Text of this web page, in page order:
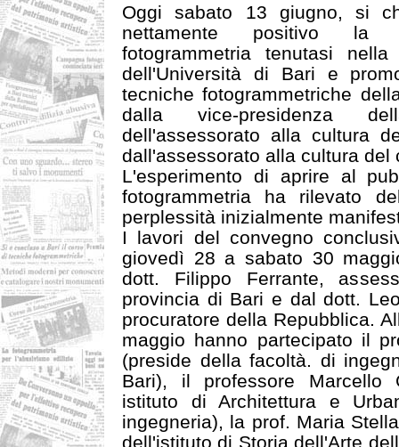
Oggi sabato 13 giugno, si
nettamente positivo la
fotogrammetria tenutasi
dell'Università di Bari e
tecniche fotogrammetriche
dalla vice-presidenza
dell'assessorato alla cultura
dall'assessorato alla cultura del
L'esperimento di aprire al
fotogrammetria ha rilevato
perplessità inizialmente
I lavori del convegno
giovedì 28 a sabato 30
dott. Filippo Ferrante,
provincia di Bari e dal dott.
procuratore della Repubblica.
maggio hanno partecipato il
(preside della facoltà. di
Bari), il professore Marcello
istituto di Architettura e
ingegneria), la prof. Maria
dell'istituto di Storia dell'Arte